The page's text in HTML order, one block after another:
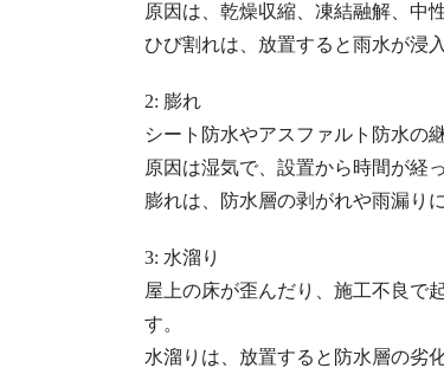
原因は、乾燥収縮、凍結融解、中
ひび割れは、放置すると雨水が浸
2: 膨れ
シート防水やアスファルト防水の
原因は湿気で、設置から時間が経
膨れは、防水層の剥がれや雨漏り
3: 水溜り
屋上の床が歪んだり、施工不良で
す。
水溜りは、放置すると防水層の劣